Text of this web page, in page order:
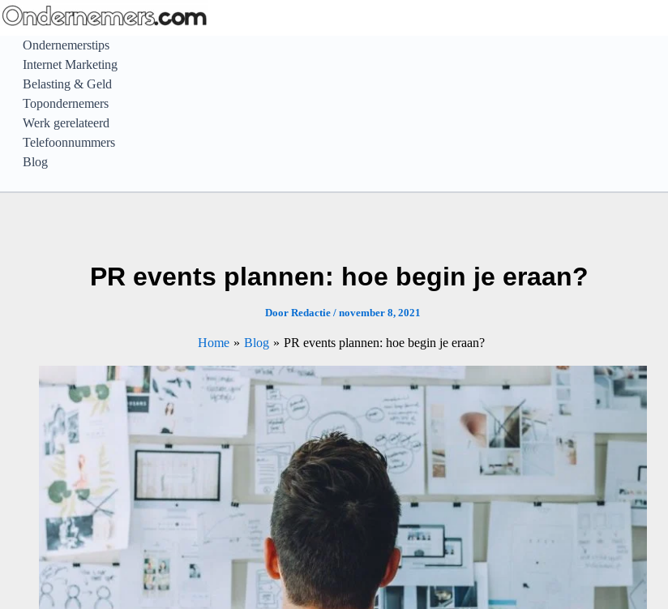
Ga
naar
inhoud
Ondernemerstips
Internet Marketing
Belasting & Geld
Topondernemers
Werk gerelateerd
Telefoonnummers
Blog
PR events plannen: hoe begin je eraan?
Door Redactie / november 8, 2021
Home Blog PR events plannen: hoe begin je eraan?